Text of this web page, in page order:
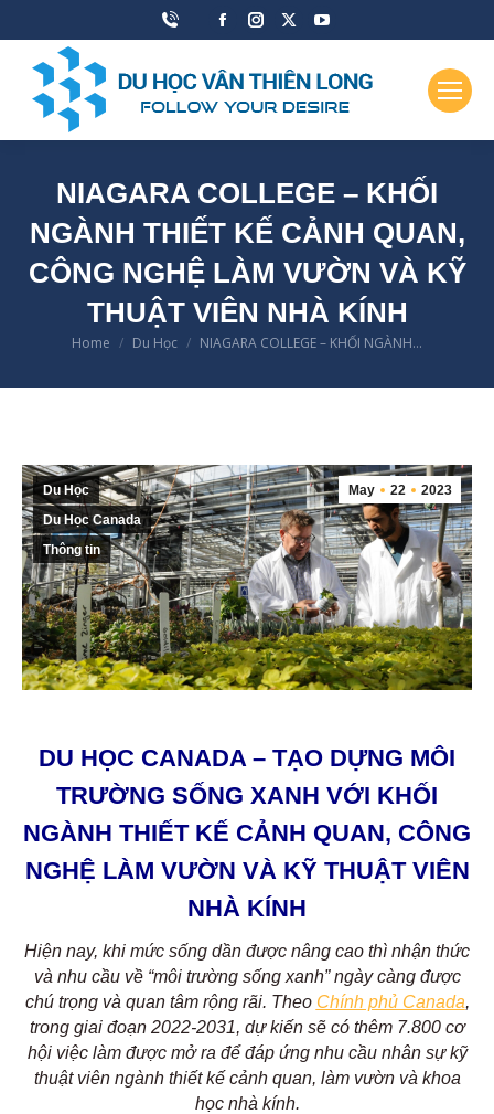
Facebook
opens
in
Instagram
opens
in
opens
in
YouTube
opens
in
NIAGARA COLLEGE – KHỐI
NGÀNH THIẾT KẾ CẢNH QUAN,
CÔNG NGHỆ LÀM VƯỜN VÀ KỸ
THUẬT VIÊN NHÀ KÍNH
You are here:
Home Du Học NIAGARA COLLEGE – KHỐI NGÀNH…
May 22 2023
Du Học
Du Học Canada
Thông tin
DU HỌC CANADA – TẠO DỰNG MÔI
TRƯỜNG SỐNG XANH VỚI KHỐI
NGÀNH THIẾT KẾ CẢNH QUAN, CÔNG
NGHỆ LÀM VƯỜN VÀ KỸ THUẬT VIÊN
NHÀ KÍNH
Hiện nay, khi mức sống dần được nâng cao thì nhận thức
và nhu cầu về “môi trường sống xanh” ngày càng được
chú trọng và quan tâm rộng rãi. Theo Chính phủ Canada,
trong giai đoạn 2022-2031, dự kiến sẽ có thêm 7.800 cơ
hội việc làm được mở ra để đáp ứng nhu cầu nhân sự kỹ
thuật viên ngành thiết kế cảnh quan, làm vườn và khoa
học nhà kính.